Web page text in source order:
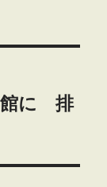
館に 排